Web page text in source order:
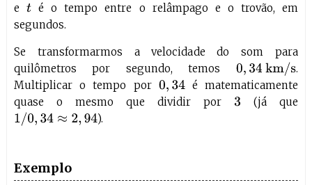
et é o tempo entre o relâmpago e o trovão, em
segundos.
Se transformarmos a velocidade do som para
quilômetros por segundo, temos 0,34km/s
.
Multiplicar o tempo por 0,34 é matematicamente
quase o mesmo que dividir por 3 (já que
1/0,34≈2 94 ).
Exemplo